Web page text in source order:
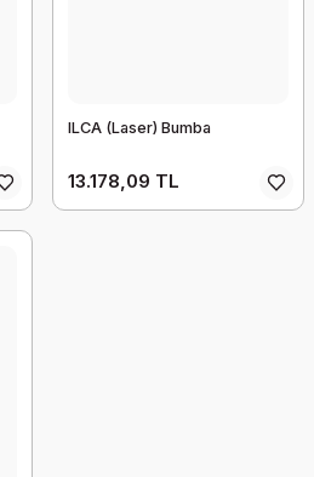
ILCA (Laser) Bumba
13.178,09 TL